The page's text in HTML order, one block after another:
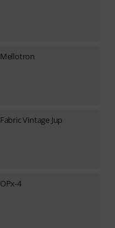
Mellotron
Fabric Vintage Jup
OPx-4